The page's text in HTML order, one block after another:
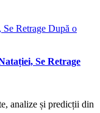
Retrage După o
Se Retrage
analize și predicții din